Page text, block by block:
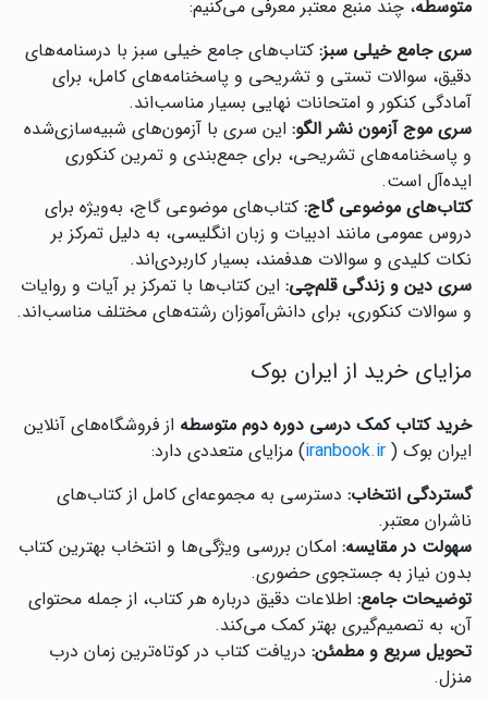
متوسطه، چند منبع معتبر معرفی می‌کنیم:
سری جامع خیلی سبز: کتاب‌های جامع خیلی سبز با درسنامه‌های
دقیق، سوالات تستی و تشریحی و پاسخنامه‌های کامل، برای
آمادگی کنکور و امتحانات نهایی بسیار مناسب‌اند.
سری موج آزمون نشر الگو: این سری با آزمون‌های شبیه‌سازی‌شده
و پاسخنامه‌های تشریحی، برای جمع‌بندی و تمرین کنکوری
ایده‌آل است.
کتاب‌های موضوعی گاج: کتاب‌های موضوعی گاج، به‌ویژه برای
دروس عمومی مانند ادبیات و زبان انگلیسی، به دلیل تمرکز بر
نکات کلیدی و سوالات هدفمند، بسیار کاربردی‌اند.
سری دین و زندگی قلم‌چی: این کتاب‌ها با تمرکز بر آیات و روایات
و سوالات کنکوری، برای دانش‌آموزان رشته‌های مختلف مناسب‌اند.
مزایای خرید از ایران بوک
خرید کتاب کمک درسی دوره دوم متوسطه از فروشگاه‌های آنلاین
ایران بوک ( iranbook.ir) مزایای متعددی دارد:
گستردگی انتخاب: دسترسی به مجموعه‌ای کامل از کتاب‌های
ناشران معتبر.
سهولت در مقایسه: امکان بررسی ویژگی‌ها و انتخاب بهترین کتاب
بدون نیاز به جستجوی حضوری.
توضیحات جامع: اطلاعات دقیق درباره هر کتاب، از جمله محتوای
آن، به تصمیم‌گیری بهتر کمک می‌کند.
تحویل سریع و مطمئن: دریافت کتاب در کوتاه‌ترین زمان درب
منزل.